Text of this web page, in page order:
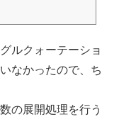
ルクォーテーショ
なかったので、ち
の展開処理を行う